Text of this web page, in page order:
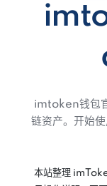
imtoken钱包
链资产。开始
本站整理